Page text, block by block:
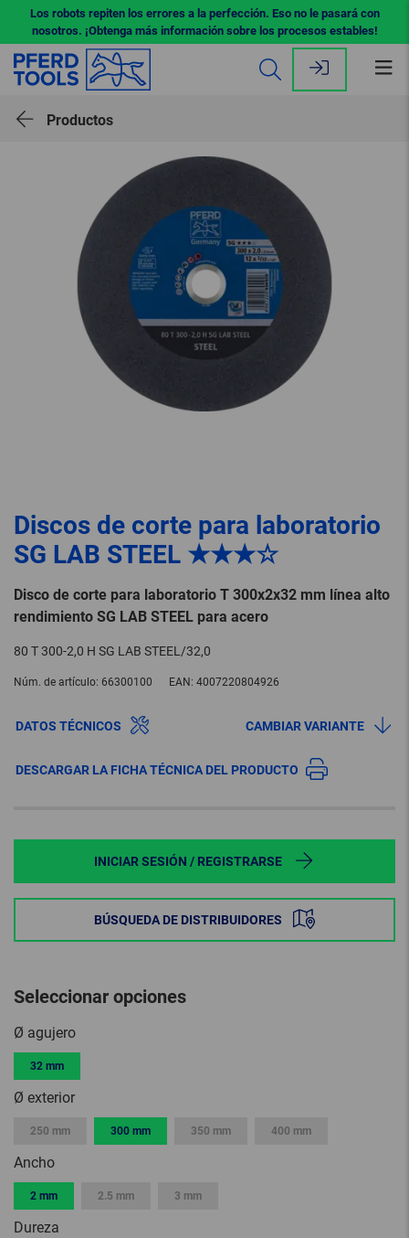
Los robots repiten los errores a la perfección. Eso no le pasará con
nosotros. ¡Obtenga más información sobre los procesos estables!
Productos
Discos de corte para laboratorio
SG LAB STEEL ★★★☆
Disco de corte para laboratorio T 300x2x32 mm línea alto
rendimiento SG LAB STEEL para acero
80 T 300-2,0 H SG LAB STEEL/32,0
Núm. de artículo: 66300100 EAN: 4007220804926
DATOS TÉCNICOS CAMBIAR VARIANTE
DESCARGAR LA FICHA TÉCNICA DEL PRODUCTO
INICIAR SESIÓN / REGISTRARSE
BÚSQUEDA DE DISTRIBUIDORES
Seleccionar opciones
Ø agujero
32 mm
Ø exterior
250 mm 300 mm 350 mm 400 mm
Ancho
2 mm 2.5 mm 3 mm
Dureza